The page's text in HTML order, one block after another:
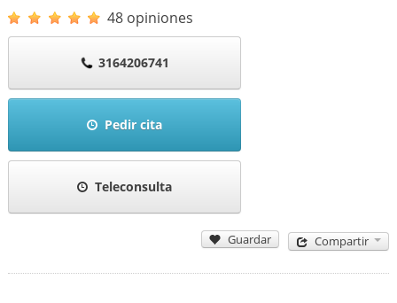
48 opiniones
3164206741
Pedir cita
Teleconsulta
Guardar Compartir